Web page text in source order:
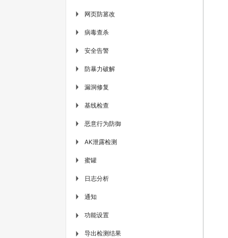
▶ 网页防篡改
▶ 病毒查杀
▶ 安全告警
▶ 防暴力破解
▶ 漏洞修复
▶ 基线检查
▶ 恶意行为防御
▶ AK泄露检测
▶ 蜜罐
▶ 日志分析
▶ 通知
▶ 功能设置
▶ 导出检测结果